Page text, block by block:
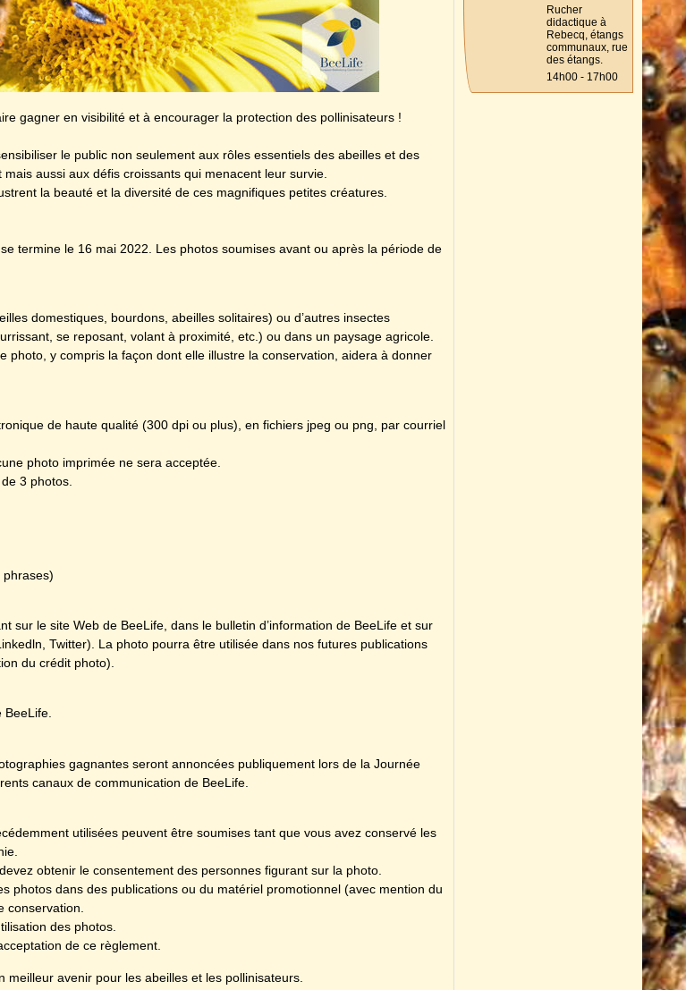
gagner en visibilité et à encourager la protection des pollinisateurs !
le public non seulement aux rôles essentiels des abeilles et des
aussi aux défis croissants qui menacent leur survie.
la beauté et la diversité de ces magnifiques petites créatures.
termine le 16 mai 2022. Les photos soumises avant ou après la période de
domestiques, bourdons, abeilles solitaires) ou d’autres insectes
se reposant, volant à proximité, etc.) ou dans un paysage agricole.
photo, y compris la façon dont elle illustre la conservation, aidera à donner
de haute qualité (300 dpi ou plus), en fichiers jpeg ou png, par courriel
photo imprimée ne sera acceptée.
3 photos.
sur le site Web de BeeLife, dans le bulletin d’information de BeeLife et sur
Twitter). La photo pourra être utilisée dans nos futures publications
du crédit photo).
BeeLife.
gagnantes seront annoncées publiquement lors de la Journée
canaux de communication de BeeLife.
utilisées peuvent être soumises tant que vous avez conservé les
obtenir le consentement des personnes figurant sur la photo.
photos dans des publications ou du matériel promotionnel (avec mention du
conservation.
des photos.
de ce règlement.
avenir pour les abeilles et les pollinisateurs.
Rucher
didactique à
Rebecq, étangs
communaux, rue
des étangs.
14h00 - 17h00